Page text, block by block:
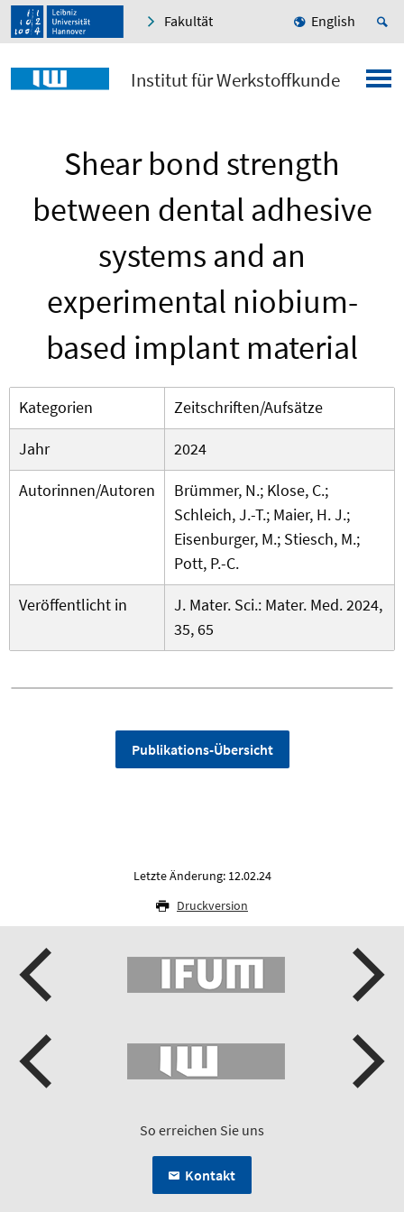
Fakultät English
Institut für Werkstoffkunde
Shear bond strength
between dental adhesive
systems and an
experimental niobium-
based implant material
Kategorien
Zeitschriften/Aufsätze
Jahr
2024
Autorinnen/Autoren
Brümmer, N.; Klose, C.;
Schleich, J.-T.; Maier, H. J.;
Eisenburger, M.; Stiesch, M.;
Pott, P.-C.
Veröffentlicht in
J. Mater. Sci.: Mater. Med. 2024,
35, 65
Publikations-Übersicht
Letzte Änderung: 12.02.24
Druckversion
So erreichen Sie uns
Kontakt